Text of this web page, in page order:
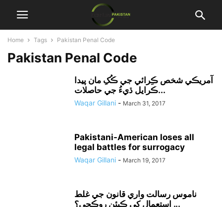
Home Tags Pakistan Penal Code
Pakistan Penal Code
آمريڪي شخص ڪِرائي جي ڪُکِ مان پيدا
ڪرايل ڌيءُ جي حاصلات...
Waqar Gillani - March 31, 2017
Pakistani-American loses all
legal battles for surrogacy
Waqar Gillani - March 19, 2017
ناموس رسالت واري قانون جي غلط
استعمال کي ڪيئن روڪجي؟ ...